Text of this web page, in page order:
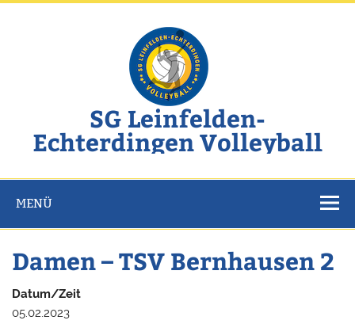
Zum
SG Leinfelden-
Echterdingen Volleyball
MENÜ
Damen – TSV Bernhausen 2
Datum/Zeit
05.02.2023